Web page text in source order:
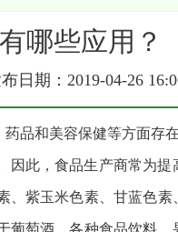
哪些应用？
期：2019-04-26
品和美容保健等方面存
此，食品生产商常为
紫玉米色素、甘蓝色
萄酒、各种食品饮料